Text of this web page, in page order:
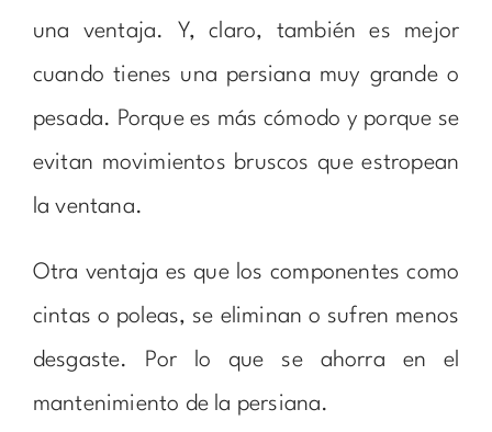
una ventaja. Y, claro, también es mejor
cuando tienes una persiana muy grande o
pesada. Porque es más cómodo y porque se
evitan movimientos bruscos que estropean
la ventana.
Otra ventaja es que los componentes como
cintas o poleas, se eliminan o sufren menos
desgaste. Por lo que se ahorra en el
mantenimiento de la persiana.